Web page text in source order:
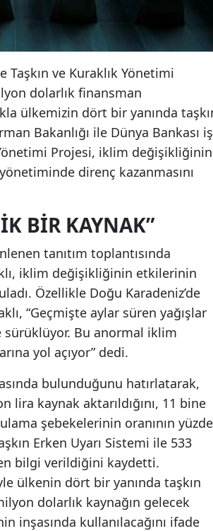
Taşkın ve Kuraklık Yönetimi
dolarlık finansman
ülkemizin dört bir yanında
Bakanlığı ile Dünya Bankası iş
Projesi, iklim değişikliğinin
direnç kazanmasını
BIR KAYNAK”
tanıtım toplantısında
iklim değişikliğinin etkilerinin
Özellikle Doğu Karadeniz’de
“Geçmişte aylar süren yağışlar
sürüklüyor. Bu anormal iklim
yol açıyor” dedi.
bulunduğunu hatırlatarak,
lira kaynak aktarıldığını, 11 bine
şebekelerinin oranının yüzde
Erken Uyarı Sistemi ile 533
bilgi verildiğini kaydetti.
ülkenin dört bir yanında taşkın
dolarlık kaynağın gelecek
inşasında kullanılacağını ifade